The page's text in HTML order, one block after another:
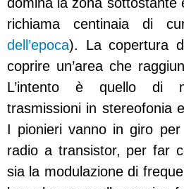
richiama centinaia di
dell’epoca). La copertura
coprire un’area che
L’intento è quello di
trasmissioni in stereofonia
I pionieri vanno in giro
radio a transistor, per far
sia la modulazione di